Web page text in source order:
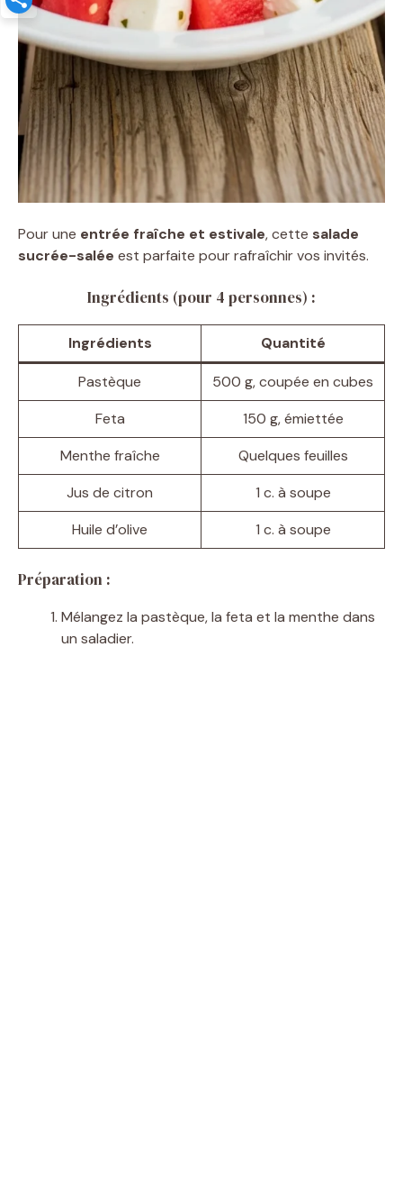
Pour une entrée fraîche et estivale, cette salade
sucrée-salée est parfaite pour rafraîchir vos invités.
Ingrédients (pour 4 personnes) :
Ingrédients Quantité
Pastèque
500 g, coupée en cubes
Feta
150 g, émiettée
Menthe fraîche
Quelques feuilles
Jus de citron
1 c. à soupe
Huile d’olive
1 c. à soupe
Préparation :
Mélangez la pastèque, la feta et la menthe dans
un saladier.